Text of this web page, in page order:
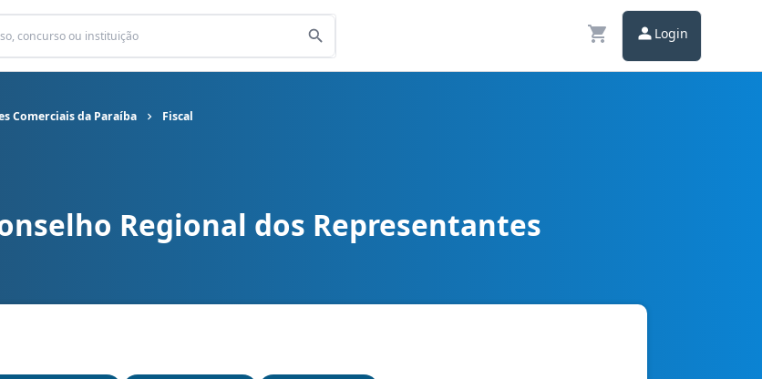
Login
Comerciais da Paraíba Fiscal
Comerciais da Paraíba cargo Fiscal
Regional dos Representantes